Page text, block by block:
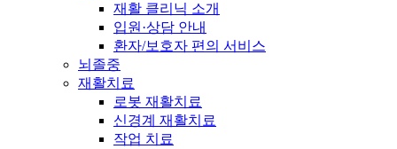
재활 클리닉 소개
입원·상담 안내
환자/보호자 편의 서비스
뇌졸중
재활치료
로봇 재활치료
신경계 재활치료
작업 치료